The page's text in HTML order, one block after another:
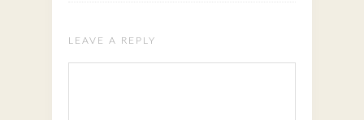
LEAVE A REPLY